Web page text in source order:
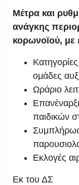
Μέτρα και
ανάγκης
κορωνοϊού, με
ομάδες
Ωράριο
παιδικών
Εκλογές
Εκ του ΔΣ